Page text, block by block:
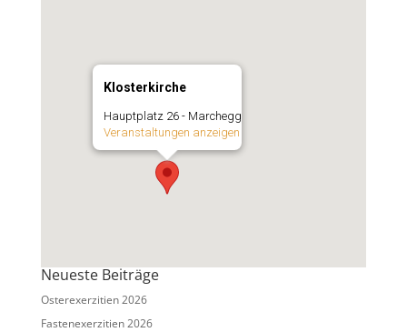
Klosterkirche
Hauptplatz 26 - Marchegg
Veranstaltungen anzeigen
Neueste Beiträge
Osterexerzitien 2026
Fastenexerzitien 2026